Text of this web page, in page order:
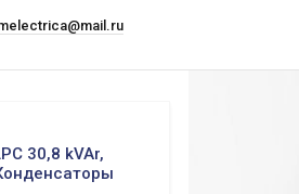
30,8 kVAr,